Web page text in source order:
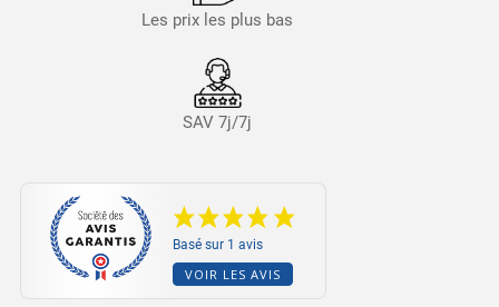
Les prix les plus bas
SAV 7j/7j
Basé sur 1 avis
VOIR LES AVIS